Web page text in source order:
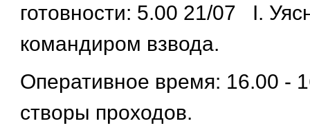
готовности: 5.00 21/07 I.
командиром взвода.
Оперативное время: 16.00 -
створы проходов.